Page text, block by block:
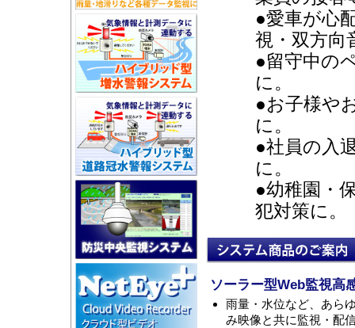
●愛車が心
視・双方向
●留守中の
に。
●お子様や
に。
●社員の入
に。
●幼稚園・
犯対策に。
ソーラー型Web監視高
雨量・水位など、あら
み映像と共に監視・配